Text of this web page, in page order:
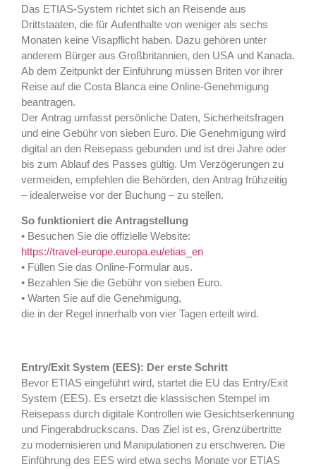
Das ETIAS-System richtet sich an Reisende aus
Drittstaaten, die für Aufenthalte von weniger als sechs
Monaten keine Visapflicht haben. Dazu gehören unter
anderem Bürger aus Großbritannien, den USA und Kanada.
Ab dem Zeitpunkt der Einführung müssen Briten vor ihrer
Reise auf die Costa Blanca eine Online-Genehmigung
beantragen.
Der Antrag umfasst persönliche Daten, Sicherheitsfragen
und eine Gebühr von sieben Euro. Die Genehmigung wird
digital an den Reisepass gebunden und ist drei Jahre oder
bis zum Ablauf des Passes gültig. Um Verzögerungen zu
vermeiden, empfehlen die Behörden, den Antrag frühzeitig
– idealerweise vor der Buchung – zu stellen.
So funktioniert die Antragstellung
• Besuchen Sie die offizielle Website:
https://travel-europe.europa.eu/etias_en
• Füllen Sie das Online-Formular aus.
• Bezahlen Sie die Gebühr von sieben Euro.
• Warten Sie auf die Genehmigung,
die in der Regel innerhalb von vier Tagen erteilt wird.
Entry/Exit System (EES): Der erste Schritt
Bevor ETIAS eingeführt wird, startet die EU das Entry/Exit
System (EES). Es ersetzt die klassischen Stempel im
Reisepass durch digitale Kontrollen wie Gesichtserkennung
und Fingerabdruckscans. Das Ziel ist es, Grenzübertritte
zu modernisieren und Manipulationen zu erschweren. Die
Einführung des EES wird etwa sechs Monate vor ETIAS